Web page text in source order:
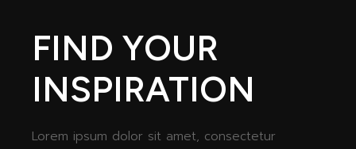
FIND YOUR
INSPIRATION
Lorem ipsum dolor sit amet, consectetur